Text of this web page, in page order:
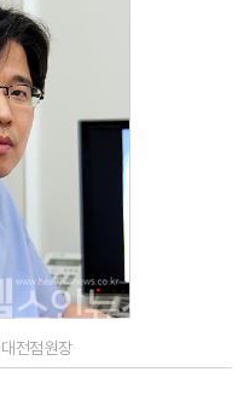
전점 원장